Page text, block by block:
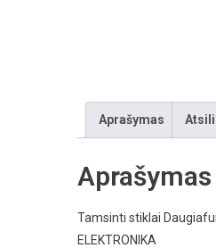
Aprašymas
Aprašymas
Tamsinti stiklai
ELEKTRONIKA